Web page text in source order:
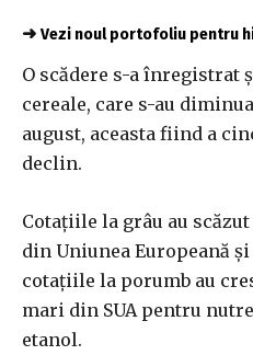
➜ Vezi noul portofoliu pentru
O scădere s-a
cereale, care s-au
august, aceasta fiind a
declin.
Cotaţiile la grâu au
din Uniunea Europeană
cotaţiile la porumb au
mari din SUA pentru
etanol.